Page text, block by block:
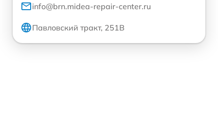
info@brn.midea-repair-center.ru
Павловский тракт, 251В